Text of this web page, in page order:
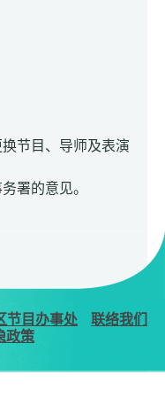
节目、导师及表演
署的意见。
节目办事处
联络我们
政策